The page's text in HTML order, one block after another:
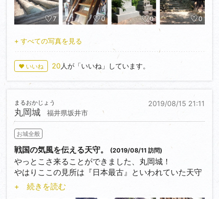
ここの見所は船着場と、小堀遠州の設計と伝わる池泉
回遊式庭園（少し荒れていますが、見事な庭園です。
見頃は秋がオススメ！）、そして当時藩主の休息所で
あった長流亭でしょう。
長流亭の拝観は原則電話予約制ですが、社務所に申し
出れば拝観可能です。（午前9時～午後4時、拝観料
400円、内部撮影不可）早速社務所に申し出て内部を
見せていただきました。
大聖寺川に面して建てられた数寄屋造りの瀟洒な建
物、（ただでさえ長い文章がさらに超長くなるので）
内部など詳細は割愛しますが、厳選された木材を贅沢
に使い当時の職人の技術の粋を凝らした華やかな空間
が内部に広がっておりました。そして宮司さんからい
ろいろ面白い話を教えていただきました。昔の大聖寺
川は川幅も広く流れもあってもっと澄んでいた、水害
の際に床上浸水に遭い解体修理の際に土台の石垣を嵩
上げした、有事の際は櫓の役割も果たす、etc.…。こ
こは必見！
7 0 0 0
+ すべての写真を見る
♥ いいね 20 人が「いいね」しています。
2019/08/15 21:11
丸岡城
まるおかじょう
福井県坂井市
お城全般
戦国の気風を伝える天守。 (2019/08/11 訪問)
やっとこさ来ることができました、丸岡城！
やはりここの見所は『日本最古』といわれていた天守
ですね。
残念ながら最近の調査によって寛永年間の建造である
+ 続きを読む